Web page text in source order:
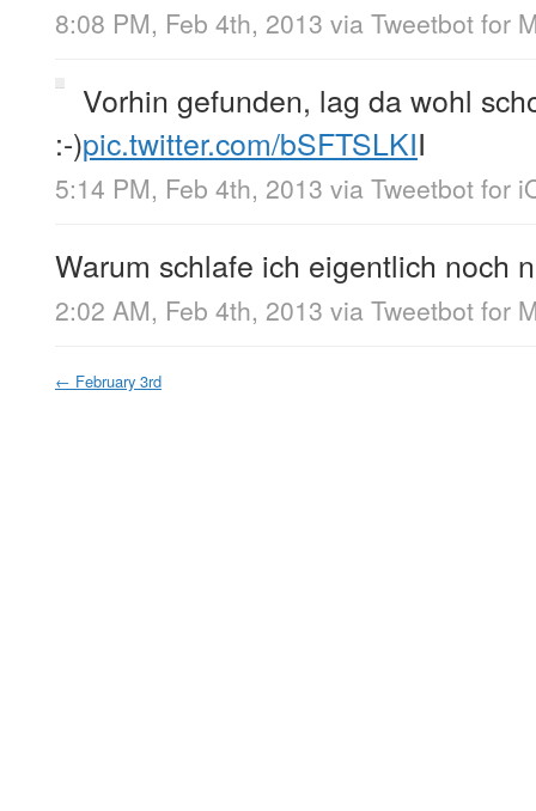
8:08 PM, Feb 4th, 2013 via Tweetbot for
Vorhin gefunden, lag da wohl
:-)pic.twitter.com/bSFTSLKII
5:14 PM, Feb 4th, 2013 via Tweetbot for
Warum schlafe ich eigentlich noch
2:02 AM, Feb 4th, 2013 via Tweetbot for
← February 3rd